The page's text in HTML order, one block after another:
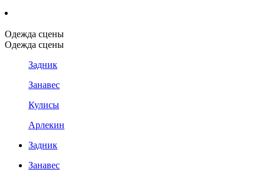
Одежда сцены
Одежда сцены
Задник
Занавес
Кулисы
Арлекин
Задник
Занавес